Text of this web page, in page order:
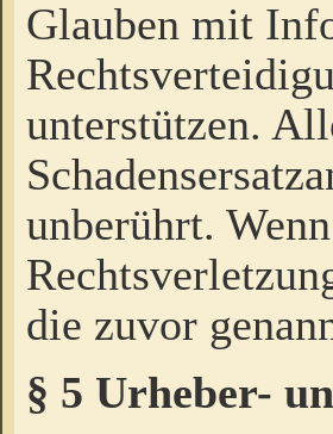
Glauben mit
unterstützen.
unberührt.
die zuvor
§ 5 Urheber-